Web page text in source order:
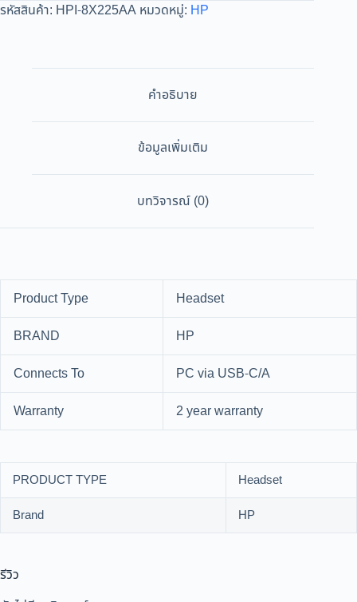
รหัสสินค้า: HPI-8X225AA หมวดหมู่: HP
คำอธิบาย
ข้อมูลเพิ่มเติม
บทวิจารณ์ (0)
Product Type
Headset
BRAND
HP
Connects To
PC via USB-C/A
Warranty
2 year warranty
PRODUCT TYPE
Headset
Brand
HP
รีวิว